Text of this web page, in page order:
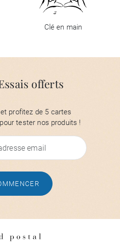
Clé en main
offerts
et profitez de 5 cartes
tester nos produits !